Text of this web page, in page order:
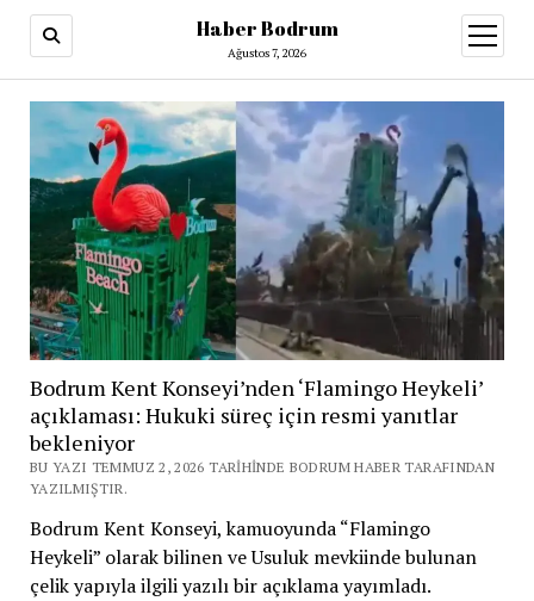
Haber Bodrum
Ağustos 7, 2026
aç
Bodrum Kent Konseyi’nden ‘Flamingo Heykeli’
açıklaması: Hukuki süreç için resmi yanıtlar
bekleniyor
BU YAZI TEMMUZ 2, 2026 TARIHINDE BODRUM HABER TARAFINDAN
YAZILMIŞTIR.
Bodrum Kent Konseyi, kamuoyunda “Flamingo
Heykeli” olarak bilinen ve Usuluk mevkiinde bulunan
çelik yapıyla ilgili yazılı bir açıklama yayımladı.